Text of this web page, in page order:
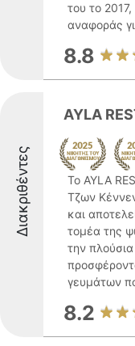
του το
αναφοράς
8.8
Διακριθέντες
AYLA
Το AYLA
Τζων
και
τομέα της
την
γευμάτων
8.2